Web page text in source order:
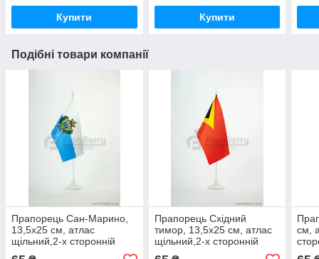
Купити Купити
Подібні товари компанії
Прапорець Сан-Марино,
13,5х25 см, атлас
щільний,2-х сторонній
Прапорець Східний
тимор, 13,5х25 см, атлас
щільний,2-х сторонній
см,